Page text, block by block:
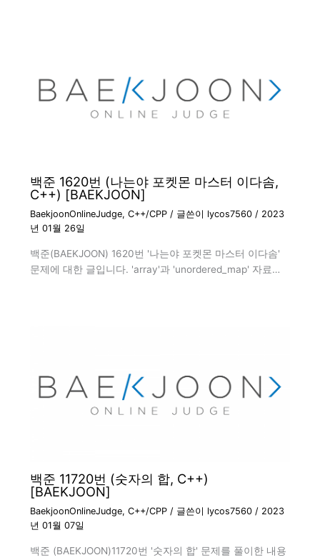
백준 1620번 (나는야 포켓몬 마스터 이다솜,
C++) [BAEKJOON]
BaekjoonOnlineJudge, C++/CPP/ 글쓴이 lycos7560 / 2023
년 01월 26일
백준(BAEKJOON) 1620번 '나는야 포켓몬 마스터 이다솜'
문제에 대한 글입니다. 'array'과 'unordered_map' 자료…
백준 11720번 (숫자의 합, C++)
[BAEKJOON]
BaekjoonOnlineJudge, C++/CPP/ 글쓴이 lycos7560 / 2023
년 01월 07일
백준 (BAEKJOON)11720번 '숫자의 합' 문제를 풀이한 내용